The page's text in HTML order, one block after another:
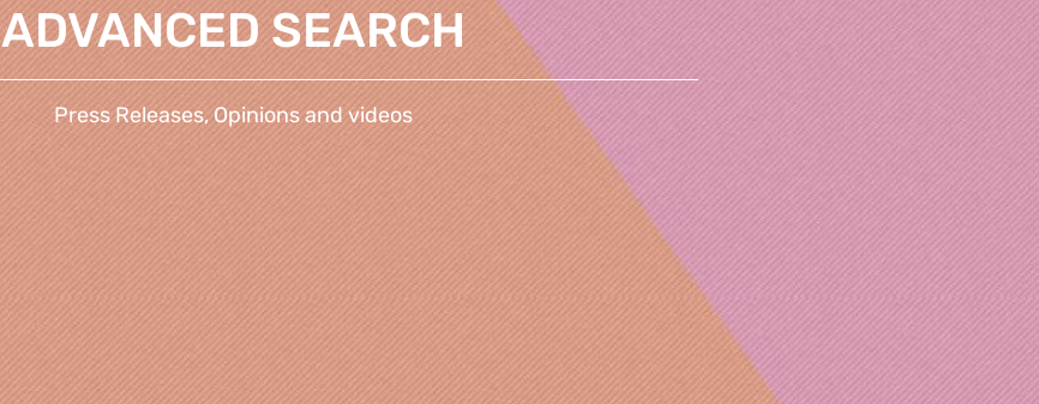
ADVANCED SEARCH
Press Releases, Opinions and videos